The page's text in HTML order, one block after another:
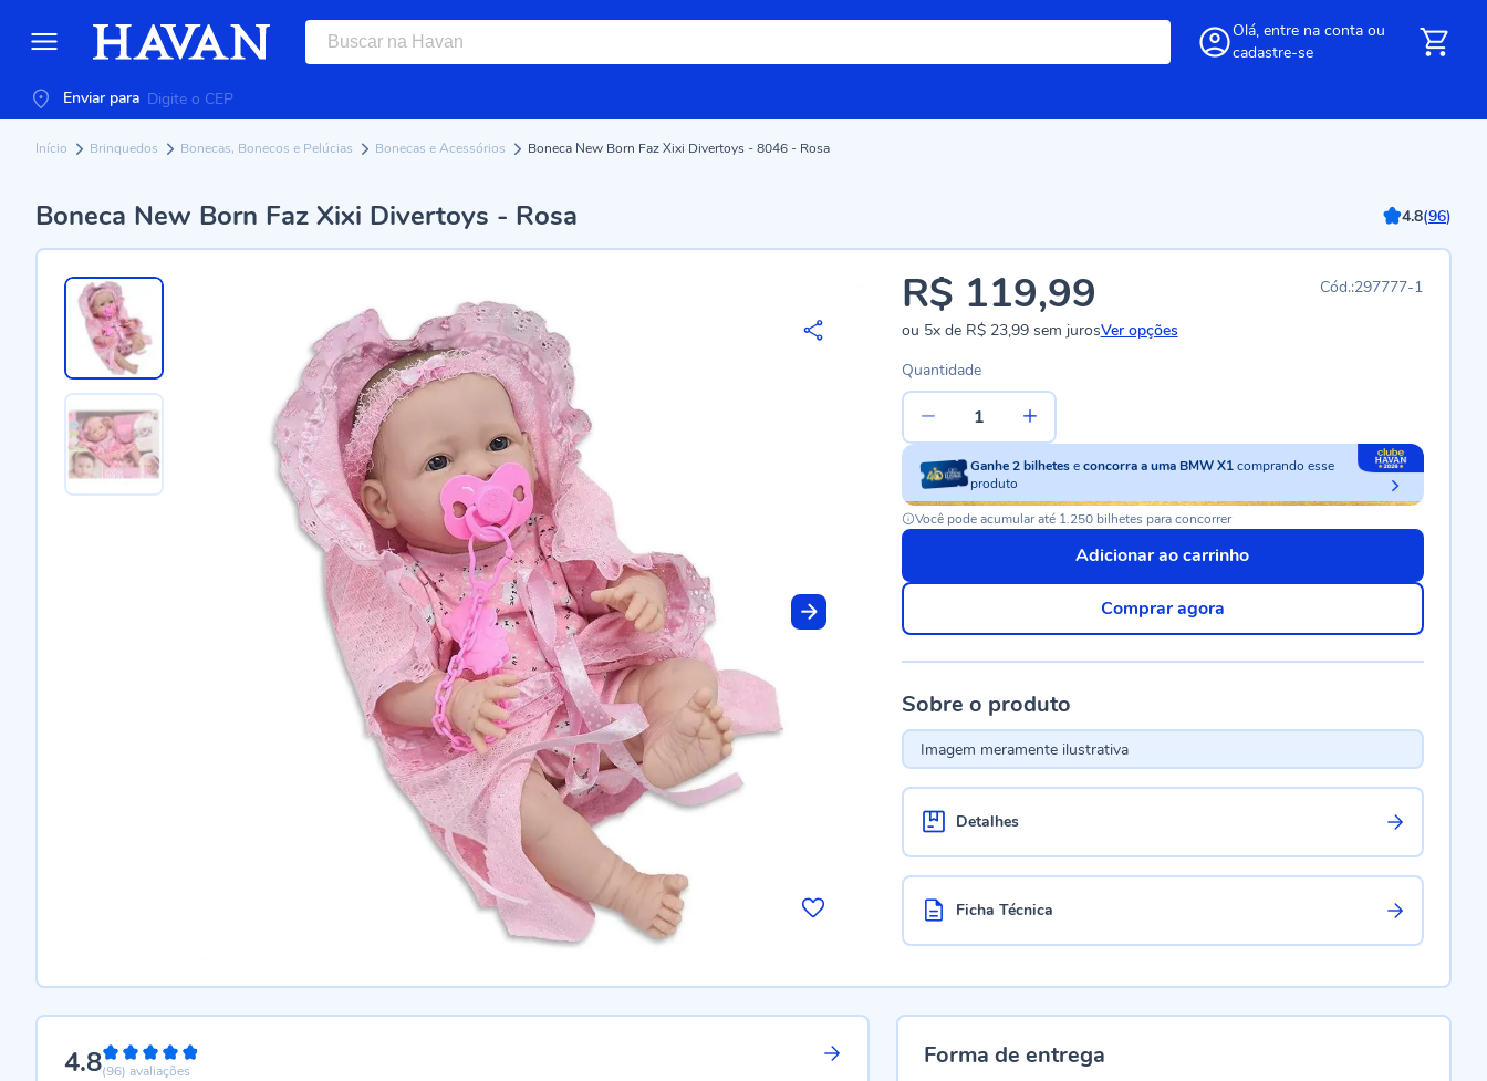
Olá, entre na conta ou
cadastre-se
Enviar para
Início Brinquedos Bonecas, Bonecos e Pelúcias Bonecas e Acessórios Boneca New Born Faz Xixi Divertoys - 8046 - Rosa
Boneca New Born Faz Xixi Divertoys - Rosa 4.8(96)
297777-1
R$ 119,99
ou 5xde R$ 23,99sem jurosVer opções
Quantidade
Ganhe2 bilhetes econcorra a uma BMW X1comprando esse
produto
Você pode acumular até 1.250 bilhetes para concorrer
Adicionar ao carrinho
Comprar agora
Sobre o produto
Imagem meramente ilustrativa
Detalhes
Ficha Técnica
4.896%
(96) avaliações
Forma de entrega